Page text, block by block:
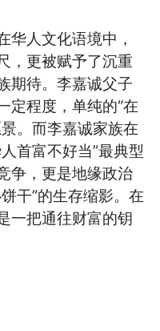
人文化语境中，
，更被赋予了沉重
期待。李嘉诚父子
定程度，单纯的“在
。而李嘉诚家族在
首富不好当”最典型
争，更是地缘政治
干”的生存缩影。在
一把通往财富的钥